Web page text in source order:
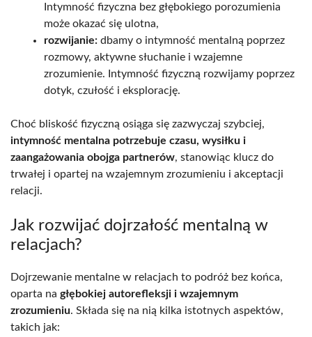
Intymność fizyczna bez głębokiego porozumienia
może okazać się ulotna,
rozwijanie: dbamy o intymność mentalną poprzez
rozmowy, aktywne słuchanie i wzajemne
zrozumienie. Intymność fizyczną rozwijamy poprzez
dotyk, czułość i eksplorację.
Choć bliskość fizyczną osiąga się zazwyczaj szybciej,
intymność mentalna potrzebuje czasu, wysiłku i
zaangażowania obojga partnerów, stanowiąc klucz do
trwałej i opartej na wzajemnym zrozumieniu i akceptacji
relacji.
Jak rozwijać dojrzałość mentalną w
relacjach?
Dojrzewanie mentalne w relacjach to podróż bez końca,
oparta na głębokiej autorefleksji i wzajemnym
zrozumieniu. Składa się na nią kilka istotnych aspektów,
takich jak: